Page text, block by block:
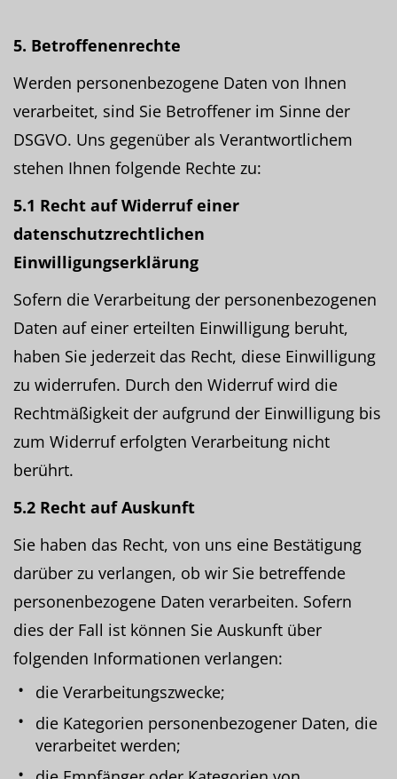
5. Betroffenenrechte
Werden personenbezogene Daten von Ihnen
verarbeitet, sind Sie Betroffener im Sinne der
DSGVO. Uns gegenüber als Verantwortlichem
stehen Ihnen folgende Rechte zu:
5.1 Recht auf Widerruf einer
datenschutzrechtlichen
Einwilligungserklärung
Sofern die Verarbeitung der personenbezogenen
Daten auf einer erteilten Einwilligung beruht,
haben Sie jederzeit das Recht, diese Einwilligung
zu widerrufen. Durch den Widerruf wird die
Rechtmäßigkeit der aufgrund der Einwilligung bis
zum Widerruf erfolgten Verarbeitung nicht
berührt.
5.2 Recht auf Auskunft
Sie haben das Recht, von uns eine Bestätigung
darüber zu verlangen, ob wir Sie betreffende
personenbezogene Daten verarbeiten. Sofern
dies der Fall ist können Sie Auskunft über
folgenden Informationen verlangen:
die Verarbeitungszwecke;
die Kategorien personenbezogener Daten, die
verarbeitet werden;